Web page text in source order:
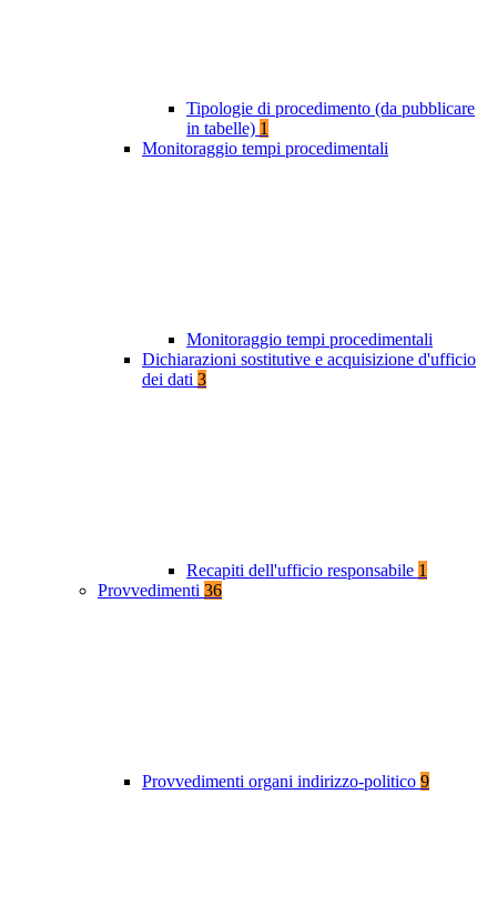
Tipologie di procedimento (da pubblicare
in tabelle) 1
Monitoraggio tempi procedimentali
Monitoraggio tempi procedimentali
Dichiarazioni sostitutive e acquisizione d'ufficio
dei dati 3
Recapiti dell'ufficio responsabile 1
Provvedimenti 36
Provvedimenti organi indirizzo-politico 9